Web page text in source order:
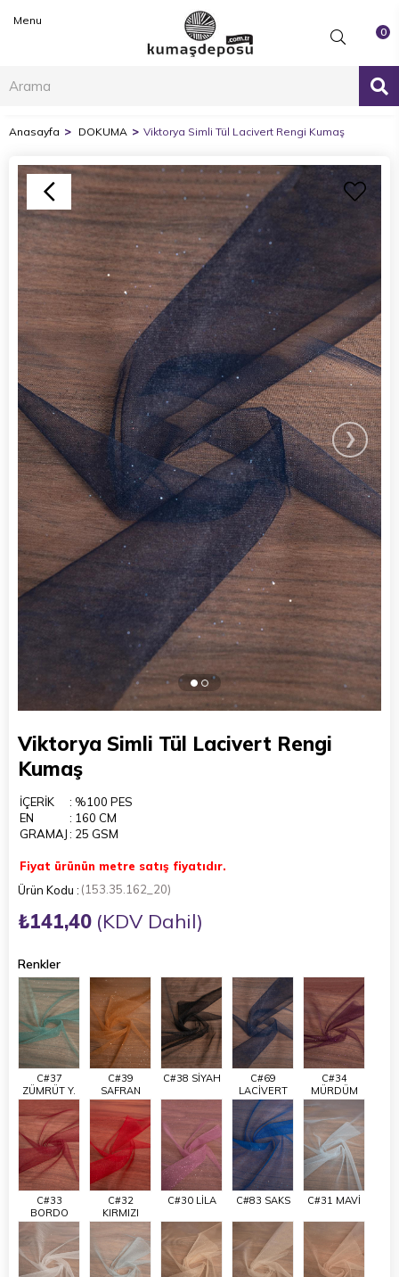
0
Menu
Anasayfa DOKUMA Viktorya Simli Tül Lacivert Rengi Kumaş
›
Viktorya Simli Tül Lacivert Rengi
Kumaş
İÇERİK
: %100 PES
EN
: 160 CM
GRAMAJ: 25 GSM
Fiyat ürünün metre satış fiyatıdır.
(153.35.162_20)
₺141,40 (KDV Dahil)
Renkler
C#37
ZÜMRÜT Y.
C#39
SAFRAN
C#38 SİYAH
C#69
LACİVERT
C#34
MÜRDÜM
C#33
BORDO
C#32
KIRMIZI
C#30 LİLA C#83 SAKS C#31 MAVİ